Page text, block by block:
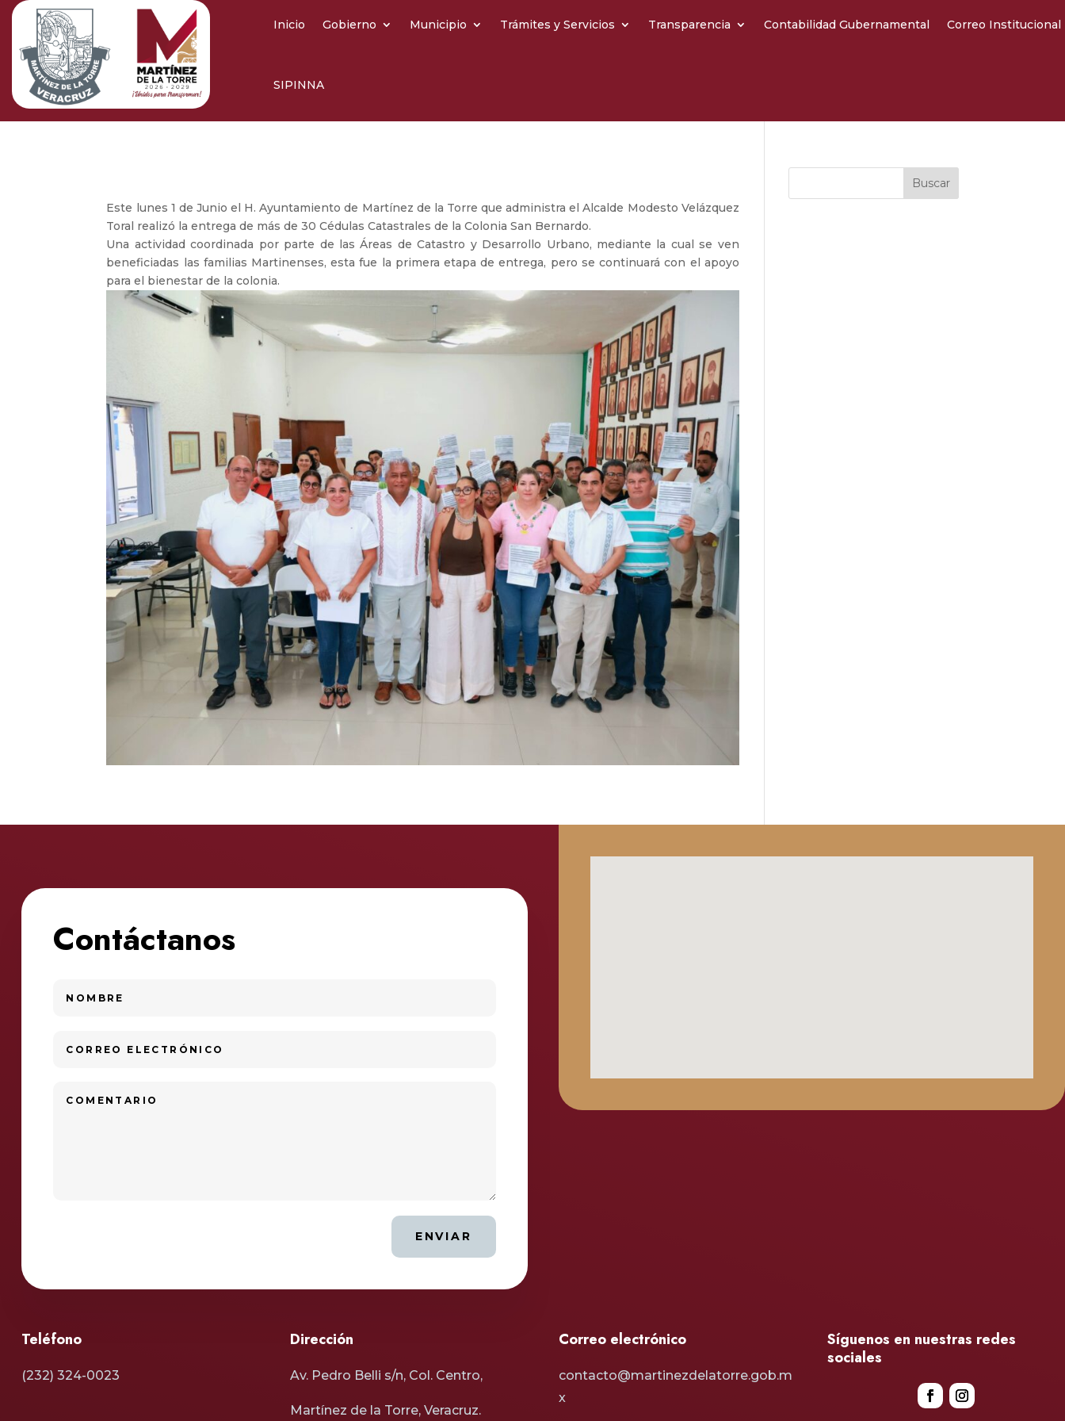
Inicio Gobierno Municipio Trámites y Servicios Transparencia Contabilidad Gubernamental Correo Institucional
SIPINNA
Este lunes 1 de Junio el H. Ayuntamiento de Martínez de la Torre que administra el Alcalde Modesto Velázquez
Toral realizó la entrega de más de 30 Cédulas Catastrales de la Colonia San Bernardo.
Una actividad coordinada por parte de las Áreas de Catastro y Desarrollo Urbano, mediante la cual se ven
beneficiadas las familias Martinenses, esta fue la primera etapa de entrega, pero se continuará con el apoyo
para el bienestar de la colonia.
Contáctanos
ENVIAR
Teléfono
(232) 324-0023
Dirección
Av. Pedro Belli s/n, Col. Centro,
Martínez de la Torre, Veracruz.
Correo electrónico
contacto@martinezdelatorre.gob.m
x
Síguenos en nuestras redes
sociales